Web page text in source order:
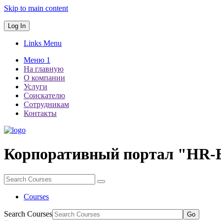
Skip to main content
Log In
Links Menu
Меню 1
На главную
О компании
Услуги
Соискателю
Сотрудникам
Контакты
Корпоративный портал
Courses
Search Courses Go